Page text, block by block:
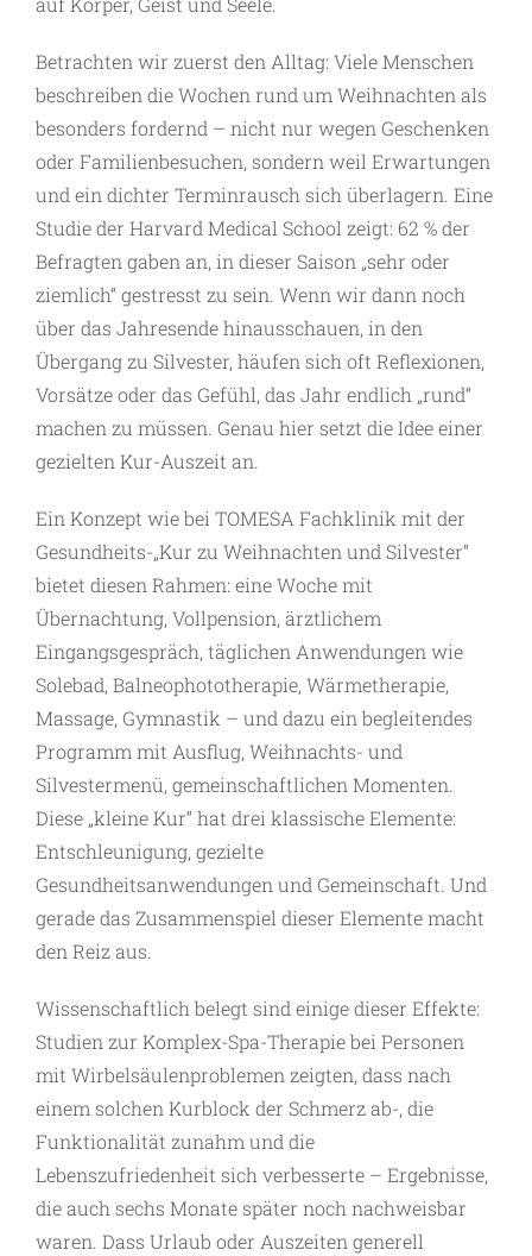
Betrachten wir zuerst den Alltag: Viele Menschen
beschreiben die Wochen rund um Weihnachten als
besonders fordernd – nicht nur wegen Geschenken
oder Familienbesuchen, sondern weil Erwartungen
und ein dichter Terminrausch sich ­überlagern. Eine
Studie der Harvard Medical School zeigt: 62 % der
Befragten gaben an, in dieser Saison „sehr oder
ziemlich“ gestresst zu sein. Wenn wir dann noch
über das Jahresende hinaus­schauen, in den
Übergang zu Silvester, häufen sich oft Reflexionen,
Vorsätze oder das Gefühl, das Jahr endlich „rund“
machen zu müssen. Genau hier setzt die Idee einer
gezielten Kur-Auszeit an.
Ein Konzept wie bei TOMESA Fachklinik mit der
Gesundheits-„Kur zu Weihnachten und Silvester“
bietet diesen Rahmen: eine Woche mit
Übernachtung, Vollpension, ärztlichem
Eingangsgespräch, täglichen Anwendungen wie
Solebad, Balneophototherapie, Wärmetherapie,
Massage, Gymnastik – und dazu ein begleitendes
Programm mit Ausflug, Weihnachts- und
Silvestermenü, gemeinschaftlichen Momenten.
Diese „kleine Kur“ hat drei klassische Elemente:
Entschleunigung, gezielte
Gesundheitsanwendungen und Gemeinschaft. Und
gerade das Zusammenspiel dieser Elemente macht
den Reiz aus.
Wissenschaftlich belegt sind einige dieser Effekte:
Studien zur Komplex-Spa-Therapie bei Personen
mit ­Wirbelsäulenproblemen zeigten, dass nach
einem solchen Kurblock der Schmerz ab-, die
Funktionalität zunahm und die
Lebenszufriedenheit sich verbesserte – Ergebnisse,
die auch sechs Monate später noch nachweisbar
waren. Dass Urlaub oder Auszeiten generell